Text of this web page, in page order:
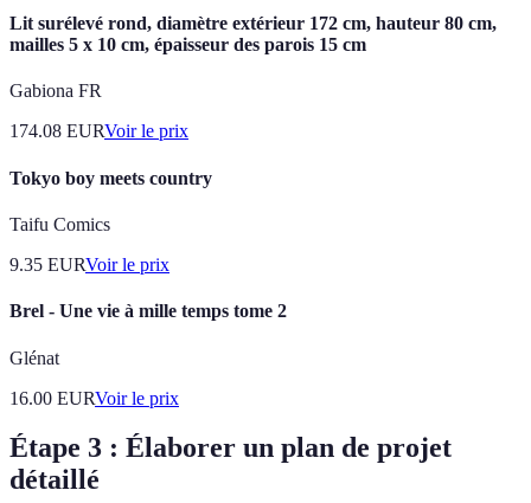
Lit surélevé rond, diamètre extérieur 172 cm, hauteur 80 cm,
mailles 5 x 10 cm, épaisseur des parois 15 cm
Gabiona FR
174.08 EURVoir le prix
Tokyo boy meets country
Taifu Comics
9.35 EURVoir le prix
Brel - Une vie à mille temps tome 2
Glénat
16.00 EURVoir le prix
Étape 3 : Élaborer un plan de projet
détaillé